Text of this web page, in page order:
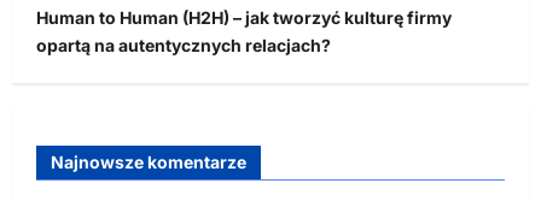
Human to Human (H2H) – jak tworzyć kulturę firmy
opartą na autentycznych relacjach?
Najnowsze komentarze